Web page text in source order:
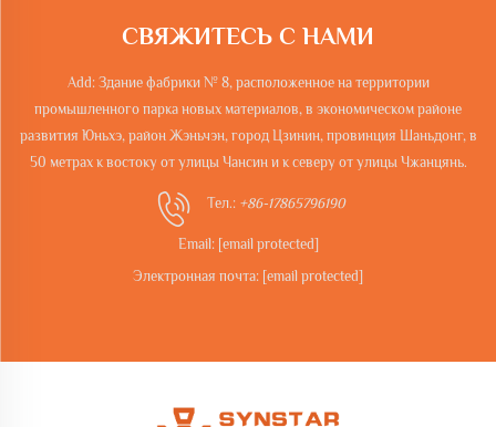
СВЯЖИТЕСЬ С НАМИ
Add: Здание фабрики № 8, расположенное на территории
промышленного парка новых материалов, в экономическом районе
развития Юньхэ, район Жэньчэн, город Цзинин, провинция Шаньдонг, в
50 метрах к востоку от улицы Чансин и к северу от улицы Чжанцянь.
Тел.: +86-17865796190
Email: [email protected]
Электронная почта: [email protected]